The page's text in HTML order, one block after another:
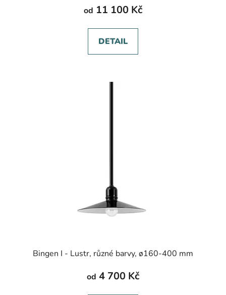
od 11 100 Kč
DETAIL
Bingen I - Lustr, různé barvy, ø160-400 mm
od 4 700 Kč